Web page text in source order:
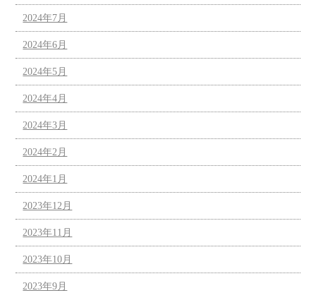
2024年7月
2024年6月
2024年5月
2024年4月
2024年3月
2024年2月
2024年1月
2023年12月
2023年11月
2023年10月
2023年9月